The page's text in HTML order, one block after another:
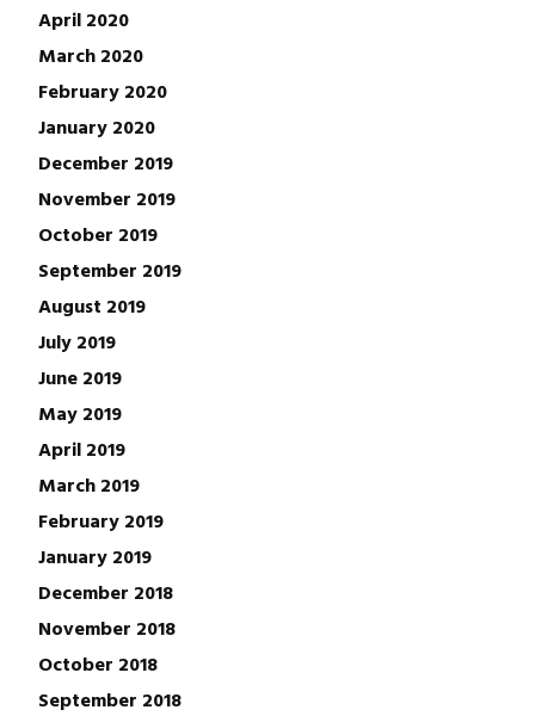
April 2020
March 2020
February 2020
January 2020
December 2019
November 2019
October 2019
September 2019
August 2019
July 2019
June 2019
May 2019
April 2019
March 2019
February 2019
January 2019
December 2018
November 2018
October 2018
September 2018